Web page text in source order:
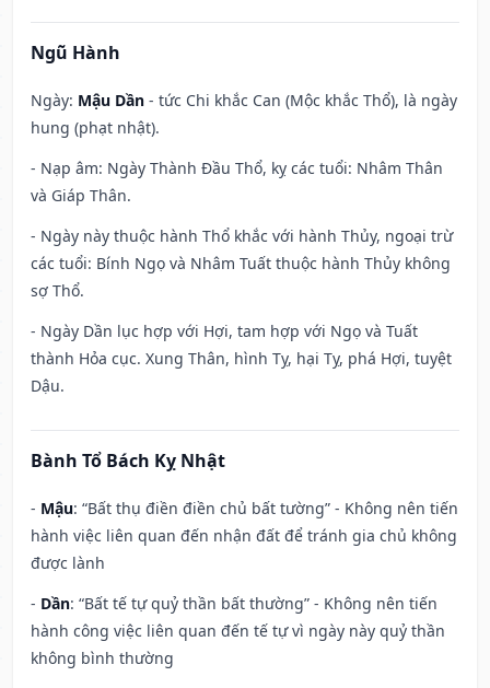
Ngũ Hành
Ngày: Mậu Dần - tức Chi khắc Can (Mộc khắc Thổ), là ngày
hung (phạt nhật).
- Nạp âm: Ngày Thành Đầu Thổ, kỵ các tuổi: Nhâm Thân
và Giáp Thân.
- Ngày này thuộc hành Thổ khắc với hành Thủy, ngoại trừ
các tuổi: Bính Ngọ và Nhâm Tuất thuộc hành Thủy không
sợ Thổ.
- Ngày Dần lục hợp với Hợi, tam hợp với Ngọ và Tuất
thành Hỏa cục. Xung Thân, hình Tỵ, hại Tỵ, phá Hợi, tuyệt
Dậu.
Bành Tổ Bách Kỵ Nhật
- Mậu: “Bất thụ điền điền chủ bất tường” - Không nên tiến
hành việc liên quan đến nhận đất để tránh gia chủ không
được lành
- Dần: “Bất tế tự quỷ thần bất thường” - Không nên tiến
hành công việc liên quan đến tế tự vì ngày này quỷ thần
không bình thường